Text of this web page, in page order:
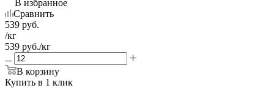
В избранное
Сравнить
539 руб.
/кг
539 руб./кг
В корзину
Купить в 1 клик